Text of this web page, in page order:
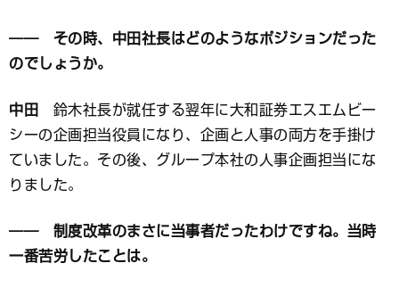
―― その時、中田社長はどのようなポジションだった
のでしょうか。
中田
鈴木社長が就任する翌年に大和証券エスエムビー
シーの企画担当役員になり、企画と人事の両方を手掛け
ていました。その後、グループ本社の人事企画担当にな
りました。
―― 制度改革のまさに当事者だったわけですね。当時
一番苦労したことは。